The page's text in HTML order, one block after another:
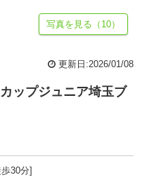
写真を見る（10）
更新日:2026/01/08
ップジュニア埼玉ブ
30分]